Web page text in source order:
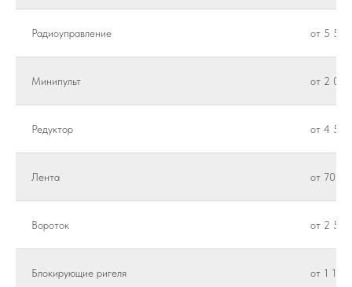
Радиоуправление от 5
Минипульт от 2
Редуктор от 4
Лента от 700 ₽
Вороток от 2
Блокирующие ригеля от 1 100